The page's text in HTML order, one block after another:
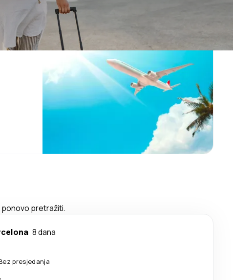
ponovo pretražiti.
8 dana
presjedanja